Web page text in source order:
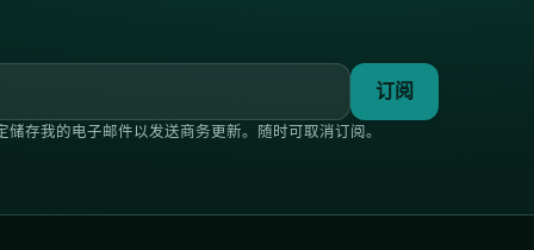
订阅
储存我的电子邮件以发送商务更新。随时可取消订阅。